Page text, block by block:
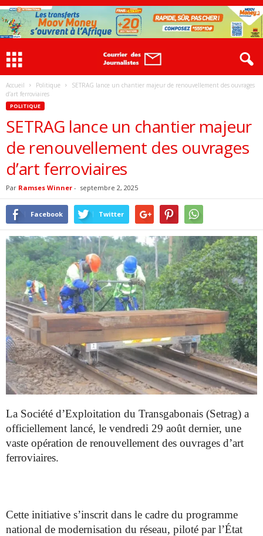
Accueil Politique
SETRAG lance un chantier majeur de renouvellement des ouvrages
d’art ferroviaires
POLITIQUE
SETRAG lance un chantier majeur
de renouvellement des ouvrages
d’art ferroviaires
Par Ramses Winner - septembre 2, 2025
Facebook Twitter
La Société d’Exploitation du Transgabonais (Setrag) a
officiellement lancé, le vendredi 29 août dernier, une
vaste opération de renouvellement des ouvrages d’art
ferroviaires.
Cette initiative s’inscrit dans le cadre du programme
national de modernisation du réseau, piloté par l’État